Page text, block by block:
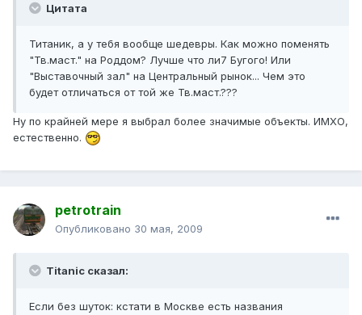
Цитата
Титаник, а у тебя вообще шедевры. Как можно поменять
"Тв.маст." на Роддом? Лучше что ли7 Бугого! Или
"Выставочный зал" на Центральный рынок... Чем это
будет отличаться от той же Тв.маст.???
Ну по крайней мере я выбрал более значимые объекты. ИМХО,
естественно.
petrotrain
Опубликовано 30 мая, 2009
Titanic сказал:
Если без шуток: кстати в Москве есть названия